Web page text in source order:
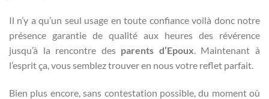
Il n’y a qu’un seul usage en toute confiance voilà donc notre
présence garantie de qualité aux heures des révérence
jusqu’à la rencontre des parents d’Epoux. Maintenant à
l’esprit ça, vous semblez trouver en nous votre reflet parfait.
Bien plus encore, sans contestation possible, du moment où